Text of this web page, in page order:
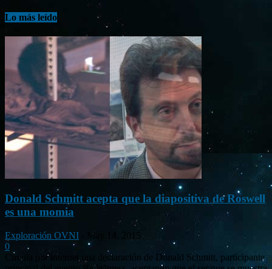
Lo más leído
Donald Schmitt acepta que la diapositiva de Roswell
es una momia
Exploración OVNI
May 14, 2015
0
Circula por internet una declaración de Donald Schmitt, participante